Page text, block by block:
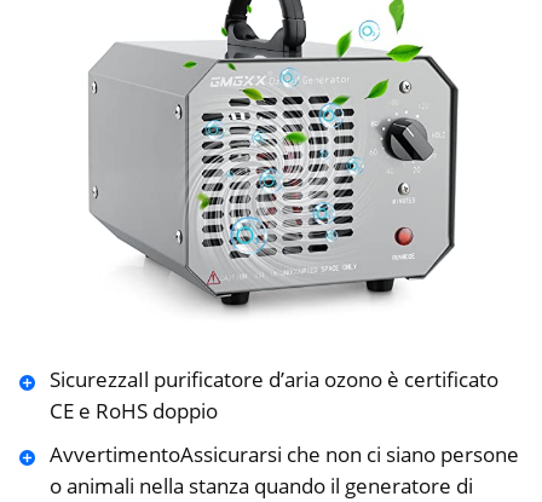
SicurezzaIl purificatore d’aria ozono è certificato
CE e RoHS doppio
AvvertimentoAssicurarsi che non ci siano persone
o animali nella stanza quando il generatore di